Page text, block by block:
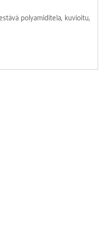
polyamiditela, kuvioitu,